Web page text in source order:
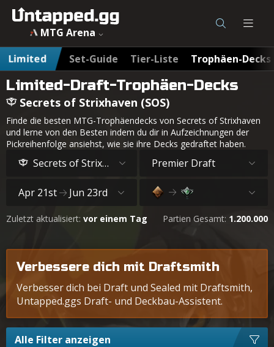
MTG Arena
Limited
Set-Guide Tier-Liste Trophäen-Decks
Limited-Draft-Trophäen-Decks
Secrets of Strixhaven (SOS)
Finde die besten MTG-Trophäendecks von Secrets of Strixhaven
und lerne von den Besten indem du dir in Aufzeichnungen der
Pickreihenfolge ansiehst, wie sie ihre Decks gedraftet haben.
Secrets of Strixhaven Premier Draft
Apr 21st Jun 23rd
Zuletzt aktualisiert: vor einem Tag Partien Gesamt: 1.200.000
Verbessere dich mit Draftsmith
Verbesser dich bei Draft und Sealed mit Draftsmith,
Untapped.ggs Draft- und Deckbau-Assistent.
Alle Filter anzeigen
MTG Secrets of Strixhaven (SOS) Draft Trophäen-Decks -